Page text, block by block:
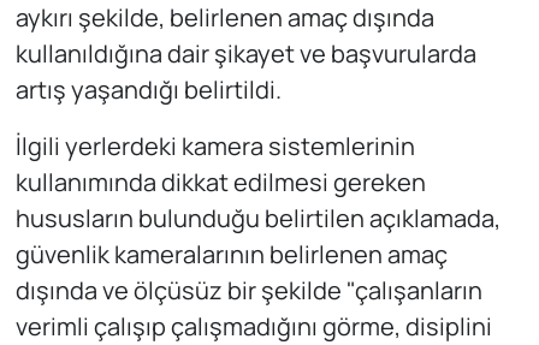
aykırı şekilde, belirlenen amaç dışında
kullanıldığına dair şikayet ve başvurularda
artış yaşandığı belirtildi.
İlgili yerlerdeki kamera sistemlerinin
kullanımında dikkat edilmesi gereken
hususların bulunduğu belirtilen açıklamada,
güvenlik kameralarının belirlenen amaç
dışında ve ölçüsüz bir şekilde "çalışanların
verimli çalışıp çalışmadığını görme, disiplini